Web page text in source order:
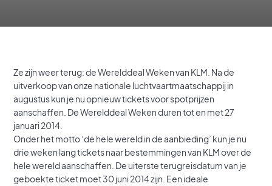
Ze zijn weer terug: de Werelddeal Weken van KLM. Na de
uitverkoop van onze nationale luchtvaartmaatschappij in
augustus kun je nu opnieuw tickets voor spotprijzen
aanschaffen. De Werelddeal Weken duren tot en met 27
januari 2014.
Onder het motto ‘de hele wereld in de aanbieding’ kun je nu
drie weken lang tickets naar bestemmingen van KLM over de
hele wereld aanschaffen. De uiterste terugreisdatum van je
geboekte ticket moet 30 juni 2014 zijn. Een ideale